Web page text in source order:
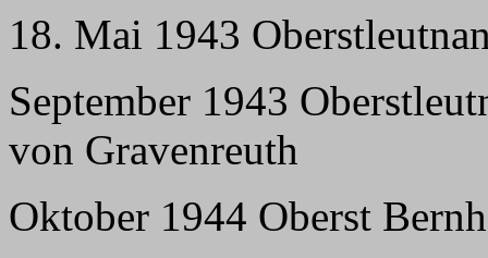
18. Mai 1943
September 1943
von Gravenreuth
Oktober 1944 Oberst